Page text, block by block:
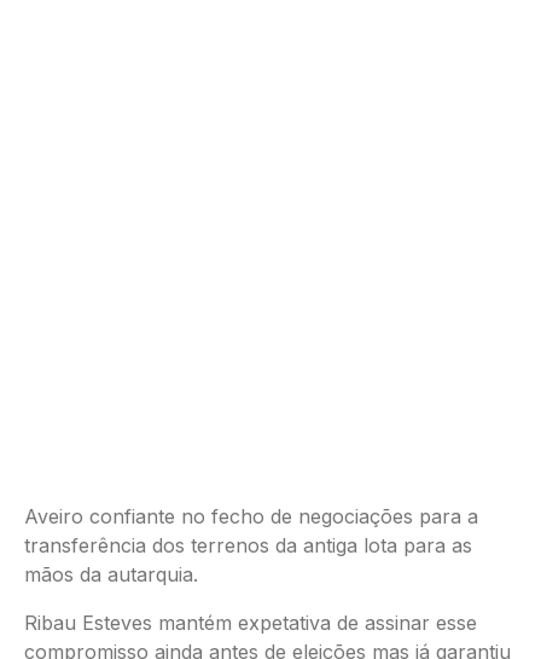
Aveiro confiante no fecho de negociações para a
transferência dos terrenos da antiga lota para as
mãos da autarquia.
Ribau Esteves mantém expetativa de assinar esse
compromisso ainda antes de eleições mas já garantiu